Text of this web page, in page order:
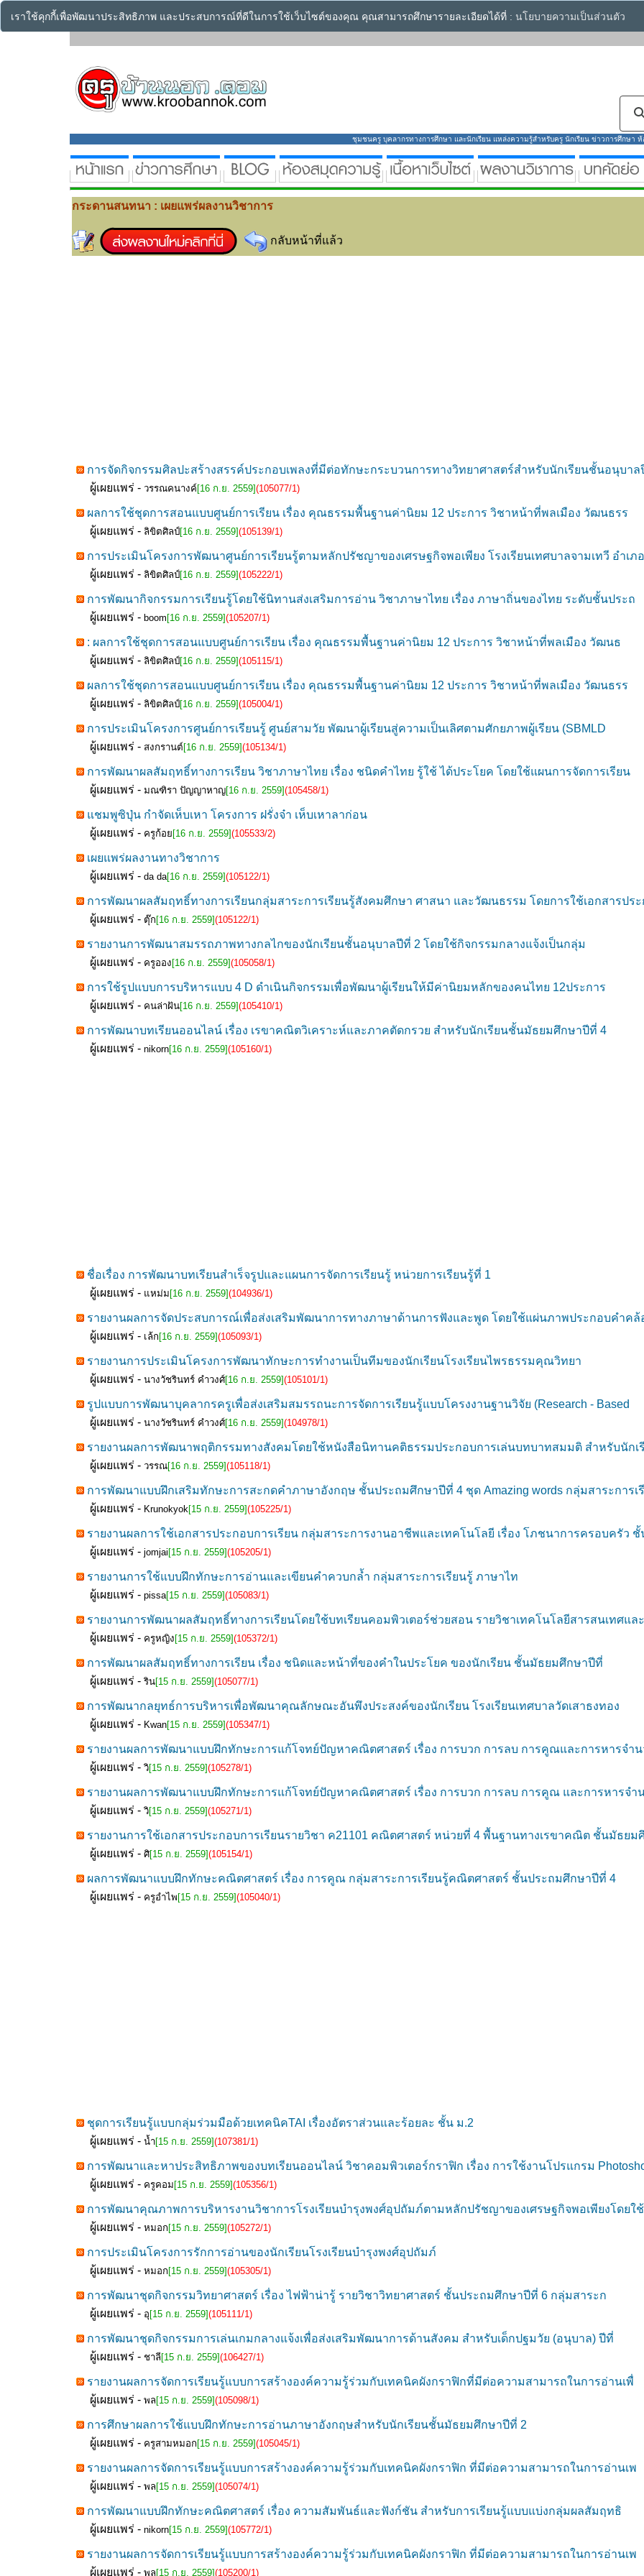
เราใช้คุกกี้เพื่อพัฒนาประสิทธิภาพ และประสบการณ์ที่ดีในการใช้เว็บไซต์ของคุณ คุณสามารถศึกษารายละเอียดได้ที่ : นโยบายความเป็นส่วนตัว
ชุมชนครู บุคลากรทางการศึกษา และนักเรียน แหล่งความรู้สำหรับครู นักเรียน ข่าวการศึกษา
กระดานสนทนา : เผยแพร่ผลงานวิชาการ
กลับหน้าที่แล้ว
การจัดกิจกรรมศิลปะสร้างสรรค์ประกอบเพลงที่มีต่อทักษะกระบวนการทางวิทยาศาสตร์สำหรับนักเรียนชั้นอนุบาล
ผู้เผยแพร่ - วรรณคนางค์ [16 ก.ย. 2559](105077/1)
ผลการใช้ชุดการสอนแบบศูนย์การเรียน เรื่อง คุณธรรมพื้นฐานค่านิยม 12 ประการ วิชาหน้าที่พลเมือง วัฒนธรร
ผู้เผยแพร่ - ลิขิตศิลป์ [16 ก.ย. 2559](105139/1)
การประเมินโครงการพัฒนาศูนย์การเรียนรู้ตามหลักปรัชญาของเศรษฐกิจพอเพียง โรงเรียนเทศบาลจามเทวี อำเภ
ผู้เผยแพร่ - ลิขิตศิลป์ [16 ก.ย. 2559](105222/1)
การพัฒนากิจกรรมการเรียนรู้โดยใช้นิทานส่งเสริมการอ่าน วิชาภาษาไทย เรื่อง ภาษาถิ่นของไทย ระดับชั้นประถ
ผู้เผยแพร่ - boom [16 ก.ย. 2559](105207/1)
: ผลการใช้ชุดการสอนแบบศูนย์การเรียน เรื่อง คุณธรรมพื้นฐานค่านิยม 12 ประการ วิชาหน้าที่พลเมือง วัฒนธ
ผู้เผยแพร่ - ลิขิตศิลป์ [16 ก.ย. 2559](105115/1)
ผลการใช้ชุดการสอนแบบศูนย์การเรียน เรื่อง คุณธรรมพื้นฐานค่านิยม 12 ประการ วิชาหน้าที่พลเมือง วัฒนธรร
ผู้เผยแพร่ - ลิขิตศิลป์ [16 ก.ย. 2559](105004/1)
การประเมินโครงการศูนย์การเรียนรู้ ศูนย์สามวัย พัฒนาผู้เรียนสู่ความเป็นเลิศตามศักยภาพผู้เรียน (SBMLD
ผู้เผยแพร่ - สงกรานต์ [16 ก.ย. 2559](105134/1)
การพัฒนาผลสัมฤทธิ์ทางการเรียน วิชาภาษาไทย เรื่อง ชนิดคำไทย รู้ใช้ ได้ประโยค โดยใช้แผนการจัดการเรียน
ผู้เผยแพร่ - มณฑิรา ปัญญาหาญ[16 ก.ย. 2559](105458/1)
แชมพูซิปุ่น กำจัดเห็บเหา โครงการ ฝรั่งจ๋า เห็บเหาลาก่อน
ผู้เผยแพร่ - ครูก้อย [16 ก.ย. 2559](105533/2)
เผยแพร่ผลงานทางวิชาการ
ผู้เผยแพร่ - da da[16 ก.ย. 2559](105122/1)
การพัฒนาผลสัมฤทธิ์ทางการเรียนกลุ่มสาระการเรียนรู้สังคมศึกษา ศาสนา และวัฒนธรรม โดยการใช้เอกสารปร
ผู้เผยแพร่ - ตุ๊ก [16 ก.ย. 2559](105122/1)
รายงานการพัฒนาสมรรถภาพทางกลไกของนักเรียนชั้นอนุบาลปีที่ 2 โดยใช้กิจกรรมกลางแจ้งเป็นกลุ่ม
ผู้เผยแพร่ - ครูออง [16 ก.ย. 2559](105058/1)
การใช้รูปแบบการบริหารแบบ 4 D ดำเนินกิจกรรมเพื่อพัฒนาผู้เรียนให้มีค่านิยมหลักของคนไทย 12ประการ
ผู้เผยแพร่ - คนล่าฝัน[16 ก.ย. 2559](105410/1)
การพัฒนาบทเรียนออนไลน์ เรื่อง เรขาคณิตวิเคราะห์และภาคตัดกรวย สำหรับนักเรียนชั้นมัธยมศึกษาปีที่ 4
ผู้เผยแพร่ - nikorn[16 ก.ย. 2559](105160/1)
ชื่อเรื่อง การพัฒนาบทเรียนสำเร็จรูปและแผนการจัดการเรียนรู้ หน่วยการเรียนรู้ที่ 1
ผู้เผยแพร่ - แหม่ม [16 ก.ย. 2559](104936/1)
รายงานผลการจัดประสบการณ์เพื่อส่งเสริมพัฒนาการทางภาษาด้านการฟังและพูด โดยใช้แผ่นภาพประกอบคำคล้
ผู้เผยแพร่ - เล้ก [16 ก.ย. 2559](105093/1)
รายงานการประเมินโครงการพัฒนาทักษะการทำงานเป็นทีมของนักเรียนโรงเรียนไพรธรรมคุณวิทยา
ผู้เผยแพร่ - นางวัชรินทร์ คำวงศ์[16 ก.ย. 2559](105101/1)
รูปแบบการพัฒนาบุคลากรครูเพื่อส่งเสริมสมรรถนะการจัดการเรียนรู้แบบโครงงานฐานวิจัย (Research - Based
ผู้เผยแพร่ - นางวัชรินทร์ คำวงศ์[16 ก.ย. 2559](104978/1)
รายงานผลการพัฒนาพฤติกรรมทางสังคมโดยใช้หนังสือนิทานคติธรรมประกอบการเล่นบทบาทสมมติ สำหรับนักเ
ผู้เผยแพร่ - วรรณ[16 ก.ย. 2559](105118/1)
การพัฒนาแบบฝึกเสริมทักษะการสะกดคำภาษาอังกฤษ ชั้นประถมศึกษาปีที่ 4 ชุด Amazing words กลุ่มสาระการเ
ผู้เผยแพร่ - Krunokyok[15 ก.ย. 2559](105225/1)
รายงานผลการใช้เอกสารประกอบการเรียน กลุ่มสาระการงานอาชีพและเทคโนโลยี เรื่อง โภชนาการครอบครัว ชั้
ผู้เผยแพร่ - jomjai [15 ก.ย. 2559](105205/1)
รายงานการใช้แบบฝึกทักษะการอ่านและเขียนคำควบกล้ำ กลุ่มสาระการเรียนรู้ ภาษาไท
ผู้เผยแพร่ - pissa[15 ก.ย. 2559](105083/1)
รายงานการพัฒนาผลสัมฤทธิ์ทางการเรียนโดยใช้บทเรียนคอมพิวเตอร์ช่วยสอน รายวิชาเทคโนโลยีสารสนเทศแล
ผู้เผยแพร่ - ครูหญิง [15 ก.ย. 2559](105372/1)
การพัฒนาผลสัมฤทธิ์ทางการเรียน เรื่อง ชนิดและหน้าที่ของคำในประโยค ของนักเรียน ชั้นมัธยมศึกษาปีที่
ผู้เผยแพร่ - ริน[15 ก.ย. 2559](105077/1)
การพัฒนากลยุทธ์การบริหารเพื่อพัฒนาคุณลักษณะอันพึงประสงค์ของนักเรียน โรงเรียนเทศบาลวัดเสาธงทอง
ผู้เผยแพร่ - Kwan[15 ก.ย. 2559](105347/1)
รายงานผลการพัฒนาแบบฝึกทักษะการแก้โจทย์ปัญหาคณิตศาสตร์ เรื่อง การบวก การลบ การคูณและการหารจำ
ผู้เผยแพร่ - วิ[15 ก.ย. 2559](105278/1)
รายงานผลการพัฒนาแบบฝึกทักษะการแก้โจทย์ปัญหาคณิตศาสตร์ เรื่อง การบวก การลบ การคูณ และการหารจำ
ผู้เผยแพร่ - วิ[15 ก.ย. 2559](105271/1)
รายงานการใช้เอกสารประกอบการเรียนรายวิชา ค21101 คณิตศาสตร์ หน่วยที่ 4 พื้นฐานทางเรขาคณิต ชั้นมัธยม
ผู้เผยแพร่ - ศิ[15 ก.ย. 2559](105154/1)
ผลการพัฒนาแบบฝึกทักษะคณิตศาสตร์ เรื่อง การคูณ กลุ่มสาระการเรียนรู้คณิตศาสตร์ ชั้นประถมศึกษาปีที่ 4
ผู้เผยแพร่ - ครูอำไพ [15 ก.ย. 2559](105040/1)
ชุดการเรียนรู้แบบกลุ่มร่วมมือด้วยเทคนิคTAI เรื่องอัตราส่วนและร้อยละ ชั้น ม.2
ผู้เผยแพร่ - น้ำ[15 ก.ย. 2559](107381/1)
การพัฒนาและหาประสิทธิภาพของบทเรียนออนไลน์ วิชาคอมพิวเตอร์กราฟิก เรื่อง การใช้งานโปรแกรม
ผู้เผยแพร่ - ครูคอม [15 ก.ย. 2559](105356/1)
การพัฒนาคุณภาพการบริหารงานวิชาการโรงเรียนบำรุงพงศ์อุปถัมภ์ตามหลักปรัชญาของเศรษฐกิจพอเพียงโดยใ
ผู้เผยแพร่ - หมอก [15 ก.ย. 2559](105272/1)
การประเมินโครงการรักการอ่านของนักเรียนโรงเรียนบำรุงพงศ์อุปถัมภ์
ผู้เผยแพร่ - หมอก [15 ก.ย. 2559](105305/1)
การพัฒนาชุดกิจกรรมวิทยาศาสตร์ เรื่อง ไฟฟ้าน่ารู้ รายวิชาวิทยาศาสตร์ ชั้นประถมศึกษาปีที่ 6 กลุ่มสาระก
ผู้เผยแพร่ - อุ [15 ก.ย. 2559](105111/1)
การพัฒนาชุดกิจกรรมการเล่นเกมกลางแจ้งเพื่อส่งเสริมพัฒนาการด้านสังคม สำหรับเด็กปฐมวัย (อนุบาล) ปีที่
ผู้เผยแพร่ - ชาลี [15 ก.ย. 2559](106427/1)
รายงานผลการจัดการเรียนรู้แบบการสร้างองค์ความรู้ร่วมกับเทคนิคผังกราฟิกที่มีต่อความสามารถในการอ่านเพื่
ผู้เผยแพร่ - พล [15 ก.ย. 2559](105098/1)
การศึกษาผลการใช้แบบฝึกทักษะการอ่านภาษาอังกฤษสำหรับนักเรียนชั้นมัธยมศึกษาปีที่ 2
ผู้เผยแพร่ - ครูสามหมอก [15 ก.ย. 2559](105045/1)
รายงานผลการจัดการเรียนรู้แบบการสร้างองค์ความรู้ร่วมกับเทคนิคผังกราฟิก ที่มีต่อความสามารถในการอ่านเพ
ผู้เผยแพร่ - พล [15 ก.ย. 2559](105074/1)
การพัฒนาแบบฝึกทักษะคณิตศาสตร์ เรื่อง ความสัมพันธ์และฟังก์ชัน สำหรับการเรียนรู้แบบแบ่งกลุ่มผลสัมฤทธิ
ผู้เผยแพร่ - nikorn[15 ก.ย. 2559](105772/1)
รายงานผลการจัดการเรียนรู้แบบการสร้างองค์ความรู้ร่วมกับเทคนิคผังกราฟิก ที่มีต่อความสามารถในการอ่านเพ
ผู้เผยแพร่ - พล [15 ก.ย. 2559](105200/1)